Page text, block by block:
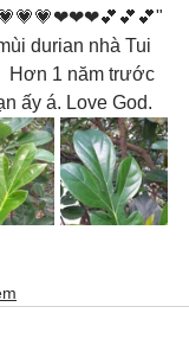
durian nhà Tui
Hơn 1 năm trước
ấy á. Love God.